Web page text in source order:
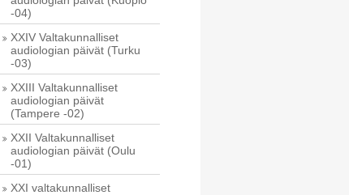
-04)
XXIV Valtakunnalliset
audiologian päivät (Turku
-03)
XXIII Valtakunnalliset
audiologian päivät
(Tampere -02)
XXII Valtakunnalliset
audiologian päivät (Oulu
-01)
XXI valtakunnalliset